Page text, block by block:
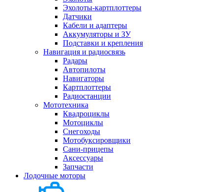
Эхолоты-картплоттеры
Датчики
Кабели и адаптеры
Аккумуляторы и ЗУ
Подставки и крепления
Навигация и радиосвязь
Радары
Автопилоты
Навигаторы
Картплоттеры
Радиостанции
Мототехника
Квадроциклы
Мотоциклы
Снегоходы
Мотобуксировщики
Сани-прицепы
Аксессуары
Запчасти
Лодочные моторы